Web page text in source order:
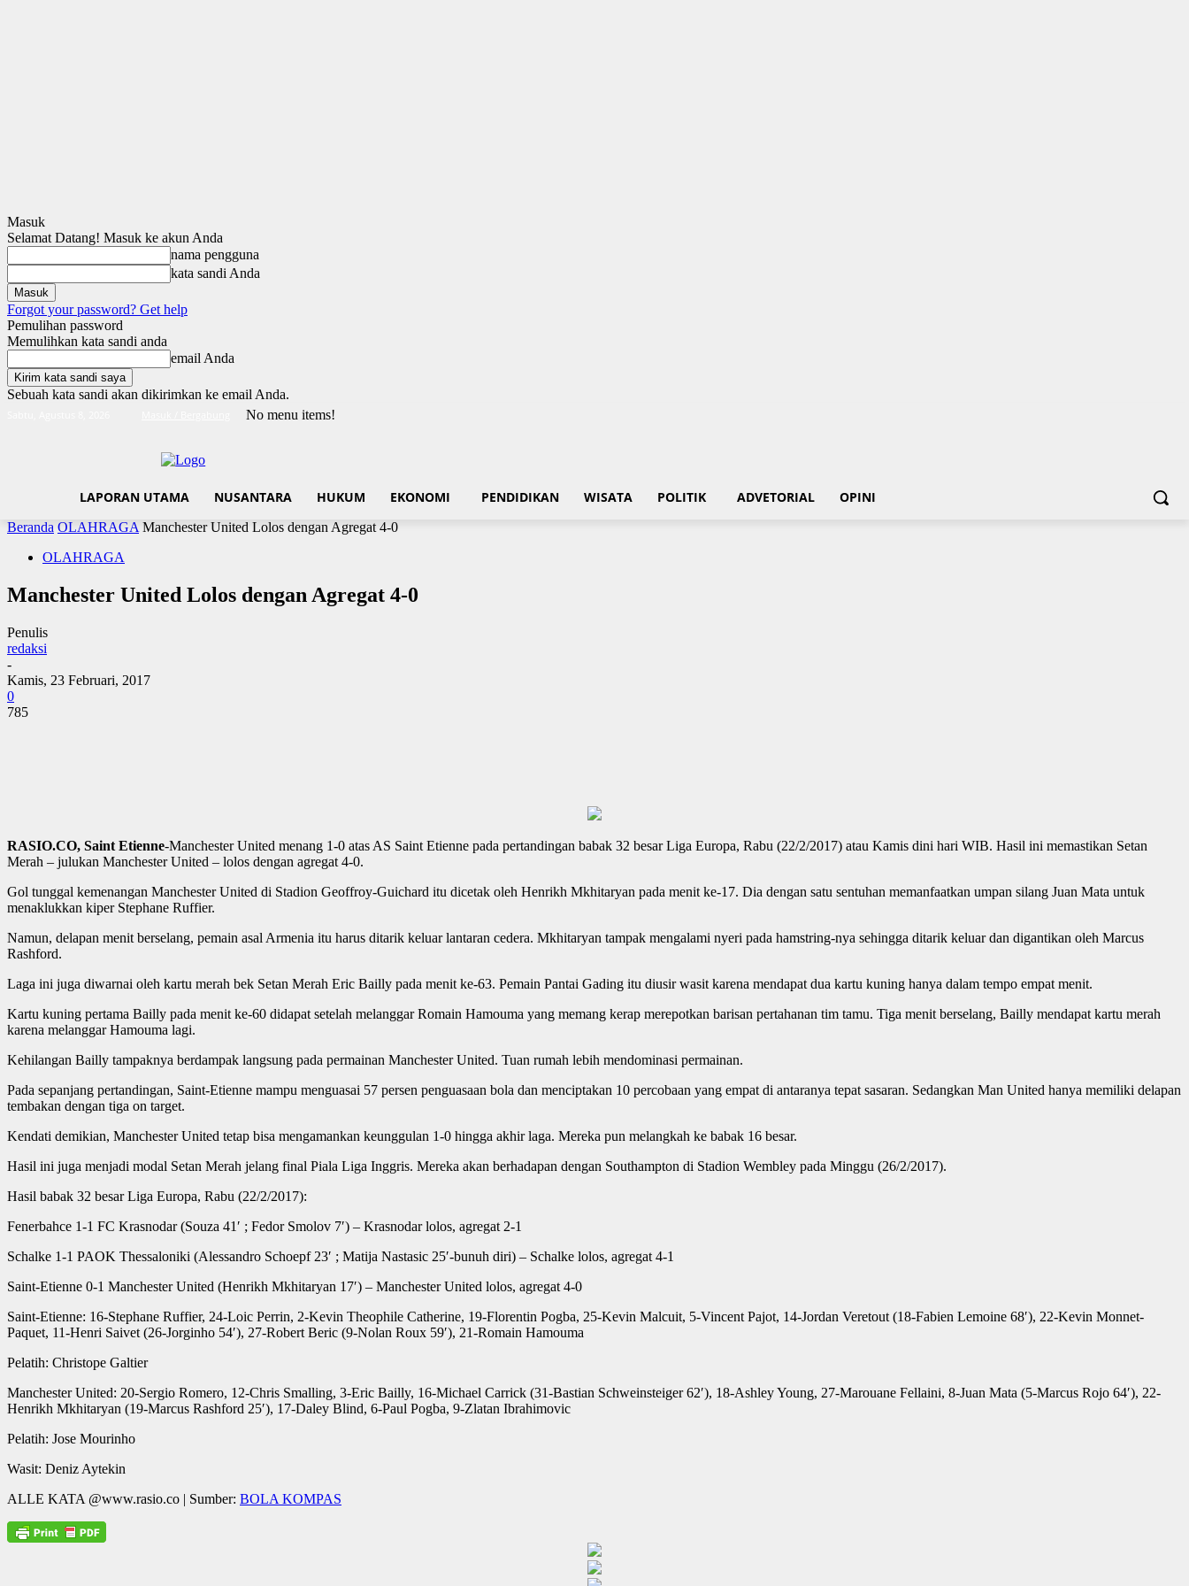
Masuk
Selamat Datang! Masuk ke akun Anda
nama pengguna
kata sandi Anda
Forgot your password? Get help
Pemulihan password
Memulihkan kata sandi anda
email Anda
Sebuah kata sandi akan dikirimkan ke email Anda.
No menu items!
LAPORAN UTAMA NUSANTARA HUKUM EKONOMI PENDIDIKAN WISATA POLITIK ADVETORIAL OPINI
Beranda OLAHRAGA Manchester United Lolos dengan Agregat 4-0
OLAHRAGA
Manchester United Lolos dengan Agregat 4-0
Penulis
redaksi
-
Kamis, 23 Februari, 2017
0
785
RASIO.CO, Saint Etienne-Manchester United menang 1-0 atas AS Saint Etienne pada pertandingan babak 32 besar Liga Europa, Rabu (22/2/2017) atau Kamis dini hari WIB. Hasil ini memastikan Setan
Merah – julukan Manchester United – lolos dengan agregat 4-0.
Gol tunggal kemenangan Manchester United di Stadion Geoffroy-Guichard itu dicetak oleh Henrikh Mkhitaryan pada menit ke-17. Dia dengan satu sentuhan memanfaatkan umpan silang Juan Mata untuk
menaklukkan kiper Stephane Ruffier.
Namun, delapan menit berselang, pemain asal Armenia itu harus ditarik keluar lantaran cedera. Mkhitaryan tampak mengalami nyeri pada hamstring-nya sehingga ditarik keluar dan digantikan oleh Marcus
Rashford.
Laga ini juga diwarnai oleh kartu merah bek Setan Merah Eric Bailly pada menit ke-63. Pemain Pantai Gading itu diusir wasit karena mendapat dua kartu kuning hanya dalam tempo empat menit.
Kartu kuning pertama Bailly pada menit ke-60 didapat setelah melanggar Romain Hamouma yang memang kerap merepotkan barisan pertahanan tim tamu. Tiga menit berselang, Bailly mendapat kartu merah
karena melanggar Hamouma lagi.
Kehilangan Bailly tampaknya berdampak langsung pada permainan Manchester United. Tuan rumah lebih mendominasi permainan.
Pada sepanjang pertandingan, Saint-Etienne mampu menguasai 57 persen penguasaan bola dan menciptakan 10 percobaan yang empat di antaranya tepat sasaran. Sedangkan Man United hanya memiliki delapan
tembakan dengan tiga on target.
Kendati demikian, Manchester United tetap bisa mengamankan keunggulan 1-0 hingga akhir laga. Mereka pun melangkah ke babak 16 besar.
Hasil ini juga menjadi modal Setan Merah jelang final Piala Liga Inggris. Mereka akan berhadapan dengan Southampton di Stadion Wembley pada Minggu (26/2/2017).
Hasil babak 32 besar Liga Europa, Rabu (22/2/2017):
Fenerbahce 1-1 FC Krasnodar (Souza 41′ ; Fedor Smolov 7′) – Krasnodar lolos, agregat 2-1
Schalke 1-1 PAOK Thessaloniki (Alessandro Schoepf 23′ ; Matija Nastasic 25′-bunuh diri) – Schalke lolos, agregat 4-1
Saint-Etienne 0-1 Manchester United (Henrikh Mkhitaryan 17′) – Manchester United lolos, agregat 4-0
Saint-Etienne: 16-Stephane Ruffier, 24-Loic Perrin, 2-Kevin Theophile Catherine, 19-Florentin Pogba, 25-Kevin Malcuit, 5-Vincent Pajot, 14-Jordan Veretout (18-Fabien Lemoine 68′), 22-Kevin Monnet-
Paquet, 11-Henri Saivet (26-Jorginho 54′), 27-Robert Beric (9-Nolan Roux 59′), 21-Romain Hamouma
Pelatih: Christope Galtier
Manchester United: 20-Sergio Romero, 12-Chris Smalling, 3-Eric Bailly, 16-Michael Carrick (31-Bastian Schweinsteiger 62′), 18-Ashley Young, 27-Marouane Fellaini, 8-Juan Mata (5-Marcus Rojo 64′), 22-
Henrikh Mkhitaryan (19-Marcus Rashford 25′), 17-Daley Blind, 6-Paul Pogba, 9-Zlatan Ibrahimovic
Pelatih: Jose Mourinho
Wasit: Deniz Aytekin
ALLE KATA @www.rasio.co | Sumber: BOLA KOMPAS